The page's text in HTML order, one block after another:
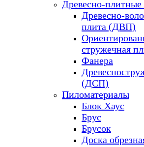
Древесно-
Древесно-
плита (ДВП)
стружечная
Фанера
(ДСП)
Пиломатериалы
Блок Хаус
Брус
Брусок
Доска